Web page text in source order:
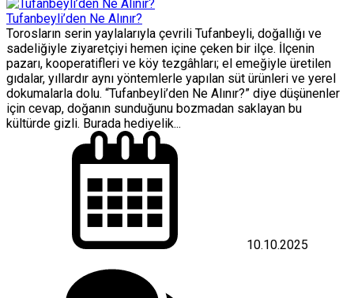
Tufanbeyli’den Ne Alınır?
Torosların serin yaylalarıyla çevrili Tufanbeyli, doğallığı ve
sadeliğiyle ziyaretçiyi hemen içine çeken bir ilçe. İlçenin
pazarı, kooperatifleri ve köy tezgâhları; el emeğiyle üretilen
gıdalar, yıllardır aynı yöntemlerle yapılan süt ürünleri ve yerel
dokumalarla dolu. “Tufanbeyli’den Ne Alınır?” diye düşünenler
için cevap, doğanın sunduğunu bozmadan saklayan bu
kültürde gizli. Burada hediyelik...
10.10.2025